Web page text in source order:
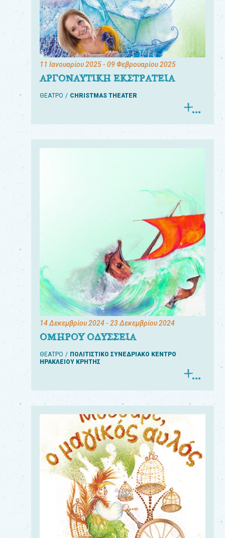
11 Ιανουαρίου 2025- 09 Φεβρουαρίου 2025
ΑΡΓΟΝΑΥΤΙΚΗ ΕΚΣΤΡΑΤΕΙΑ
ΘΕΑΤΡΟ CHRISTMAS THEATER
14 Δεκεμβρίου 2024- 23 Δεκεμβρίου 2024
ΟΜΗΡΟΥ ΟΔΥΣΣΕΙΑ
ΘΕΑΤΡΟ
ΠΟΛΙΤΙΣΤΙΚΟ ΣΥΝΕΔΡΙΑΚΟ ΚΕΝΤΡΟ
ΗΡΑΚΛΕΙΟΥ ΚΡΗΤΗΣ